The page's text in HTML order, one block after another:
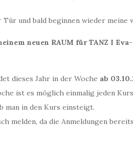
und bald beginnen wieder meine
neuen RAUM für TANZ I
dieses Jahr in der Woche ab
ist es möglich einmalig jeden
man in den Kurs einsteigt.
melden, da die Anmeldungen